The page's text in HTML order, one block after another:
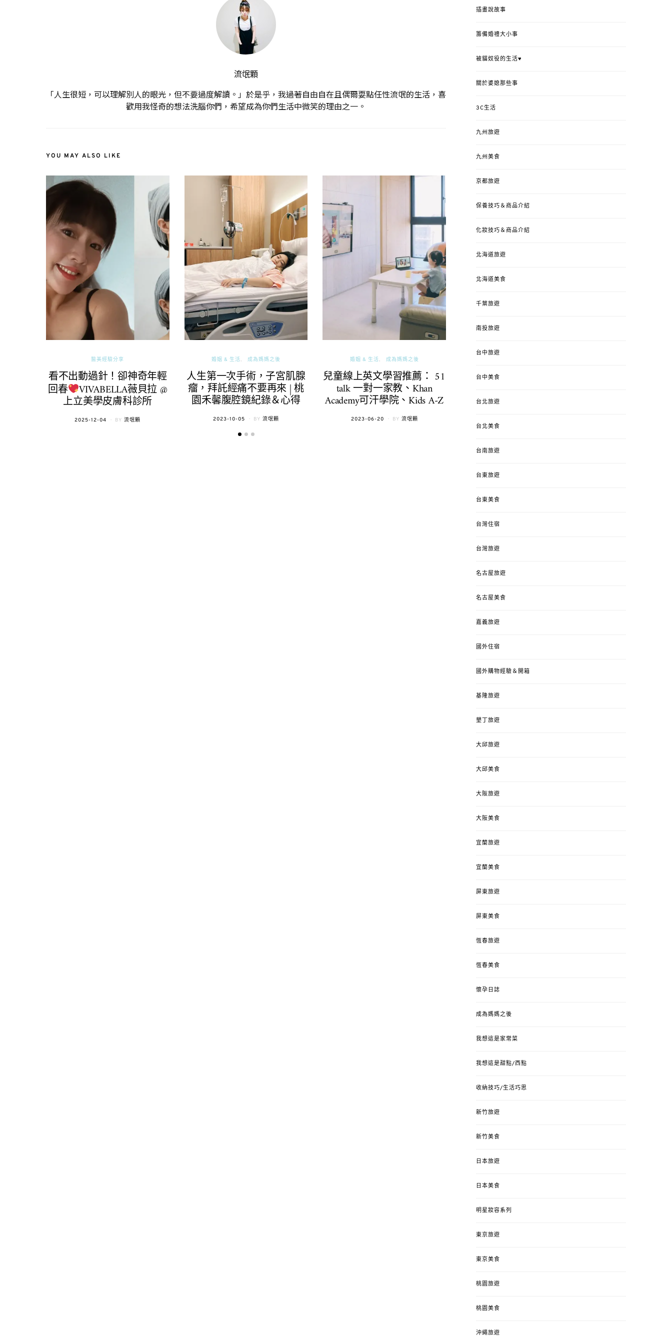
流氓顆
「人生很短，可以理解別人的眼光，但不要過度解讀。」於是乎，我過著自由自在且偶爾耍點任性流氓的生活，喜
歡用我怪奇的想法洗腦你們，希望成為你們生活中微笑的理由之一。
YOU MAY ALSO LIKE
醫美經驗分享
看不出動過針！卻神奇年輕
回春 VIVABELLA薇貝拉 @
上立美學皮膚科診所
POSTED
2025-12-04 BY 流氓顆
婚姻 & 生活 成為媽媽之後
人生第一次手術，子宮肌腺
瘤，拜託經痛不要再來 | 桃
園禾馨腹腔鏡紀錄＆心得
POSTED
2023-10-05 BY 流氓顆
婚姻 & 生活 成為媽媽之後
兒童線上英文學習推薦： 51
talk 一對一家教、Khan
Academy可汗學院、Kids A-Z
POSTED
2023-06-20 BY 流氓顆
4y3m ：視力檢查、練習犯
插畫說故事
籌備婚禮大小事
被貓奴役的生活♥
關於婆媳那些事
3C生活
九州旅遊
九州美食
京都旅遊
保養技巧＆商品介紹
化妝技巧＆商品介紹
北海道旅遊
北海道美食
千葉旅遊
南投旅遊
台中旅遊
台中美食
台北旅遊
台北美食
台南旅遊
台東旅遊
台東美食
台灣住宿
台灣旅遊
名古屋旅遊
名古屋美食
嘉義旅遊
國外住宿
國外購物經驗＆開箱
基隆旅遊
墾丁旅遊
大邱旅遊
大邱美食
大阪旅遊
大阪美食
宜蘭旅遊
宜蘭美食
屏東旅遊
屏東美食
恆春旅遊
恆春美食
懷孕日誌
成為媽媽之後
我想這是家常菜
我想這是甜點/西點
收納技巧/生活巧思
新竹旅遊
新竹美食
日本旅遊
日本美食
明星妝容系列
東京旅遊
東京美食
桃園旅遊
桃園美食
沖繩旅遊